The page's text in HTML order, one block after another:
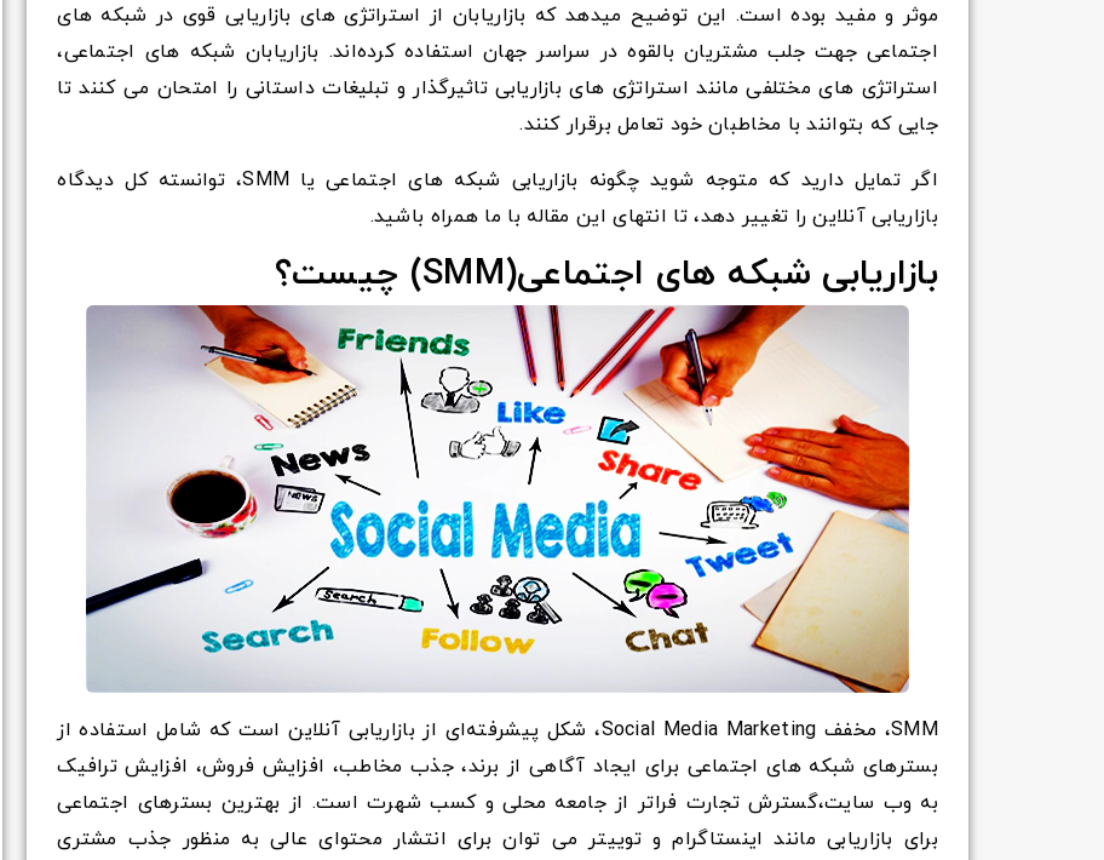
موثر و مفید بوده است. این توضیح میدهد که بازاریابان از استراتژی های بازاریابی قوی در شبکه های
اجتماعی جهت جلب مشتریان بالقوه در سراسر جهان استفاده کرده‌اند. بازاریابان شبکه های اجتماعی،
استراتژی های مختلفی مانند استراتژی های بازاریابی تاثیرگذار و تبلیغات داستانی را امتحان می کنند تا
جایی که بتوانند با مخاطبان خود تعامل برقرار کنند.
اگر تمایل دارید که متوجه شوید چگونه بازاریابی شبکه های اجتماعی یا SMM، توانسته کل دیدگاه
بازاریابی آنلاین را تغییر دهد، تا انتهای این مقاله با ما همراه باشید.
بازاریابی شبکه های اجتماعی(SMM) چیست؟
SMM، مخفف Social Media Marketing، شکل پیشرفته‌ای از بازاریابی آنلاین است که شامل استفاده از
بسترهای شبکه های اجتماعی برای ایجاد آگاهی از برند، جذب مخاطب، افزایش فروش، افزایش ترافیک
به وب سایت،گسترش تجارت فراتر از جامعه محلی و کسب شهرت است. از بهترین بسترهای اجتماعی
برای بازاریابی مانند اینستاگرام و توییتر می توان برای انتشار محتوای عالی به منظور جذب مشتری